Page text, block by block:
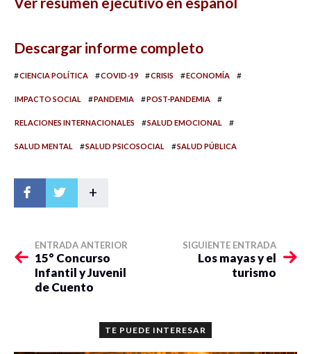
Descargar informe completo
#CIENCIA POLÍTICA #COVID-19 #CRISIS #ECONOMÍA #
IMPACTO SOCIAL #PANDEMIA #POST-PANDEMIA #
RELACIONES INTERNACIONALES #SALUD EMOCIONAL #
SALUD MENTAL #SALUD PSICOSOCIAL #SALUD PÚBLICA
+
ENTRADA ANTERIOR
15° Concurso
Infantil y Juvenil
de Cuento
SIGUIENTE ENTRADA
Los mayas y el
turismo
TE PUEDE INTERESAR